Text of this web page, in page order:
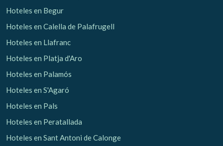
Hoteles en Begur
Hoteles en Calella de Palafrugell
Hoteles en Llafranc
Hoteles en Platja d'Aro
Hoteles en Palamós
Hoteles en S'Agaró
Hoteles en Pals
Hoteles en Peratallada
Hoteles en Sant Antoni de Calonge
Modificar cookies
Técnicas y funcionales
Este sitio web utiliza Cookies propias para recopilar
Si continua navegando, supone la aceptación de la
de configurar su navegador pudiendo, si así lo desea,
deberá tener en cuenta que dicha acción podrá ocasionar